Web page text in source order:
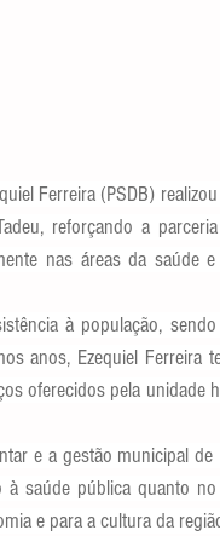
Ferreira (PSDB)
reforçando a
nas áreas da saúde
à população,
anos, Ezequiel Ferreira
oferecidos pela unidade
e a gestão municipal de
saúde pública quanto
e para a cultura da